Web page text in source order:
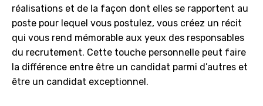
réalisations et de la façon dont elles se rapportent au
poste pour lequel vous postulez, vous créez un récit
qui vous rend mémorable aux yeux des responsables
du recrutement. Cette touche personnelle peut faire
la différence entre être un candidat parmi d’autres et
être un candidat exceptionnel.